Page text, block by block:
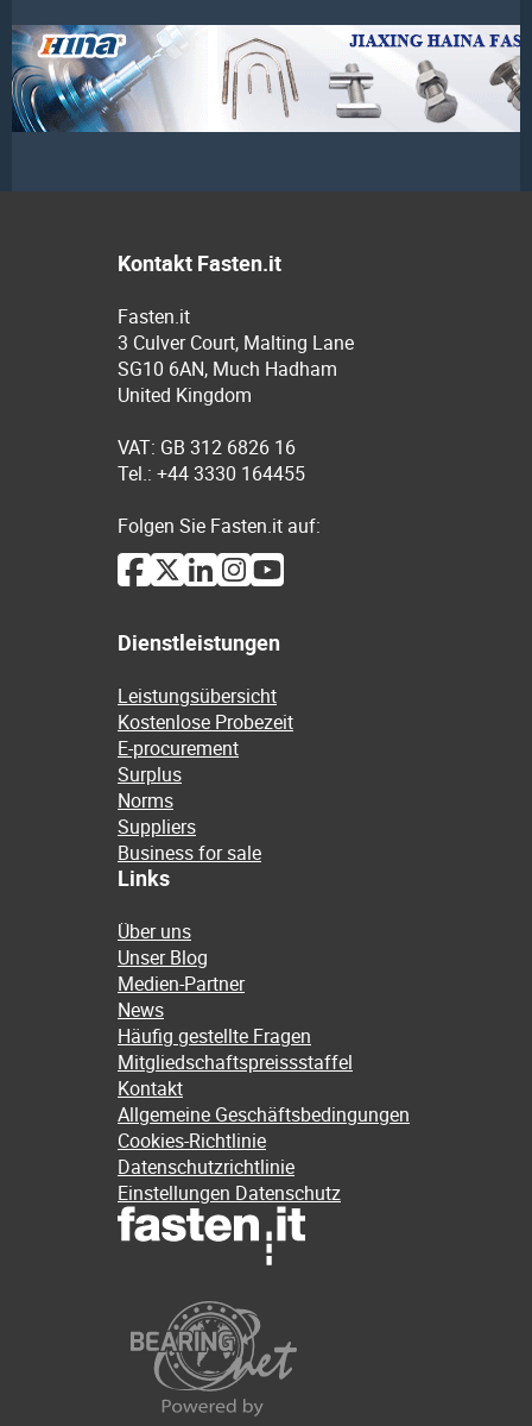
Kontakt Fasten.it
Fasten.it
3 Culver Court, Malting Lane
SG10 6AN, Much Hadham
United Kingdom
VAT: GB 312 6826 16
Tel.: +44 3330 164455
Folgen Sie Fasten.it auf:
Dienstleistungen
Leistungsübersicht
Kostenlose Probezeit
E-procurement
Surplus
Norms
Suppliers
Business for sale
Links
Über uns
Unser Blog
Medien-Partner
News
Häufig gestellte Fragen
Mitgliedschaftspreissstaffel
Kontakt
Allgemeine Geschäftsbedingungen
Cookies-Richtlinie
Datenschutzrichtlinie
Einstellungen Datenschutz